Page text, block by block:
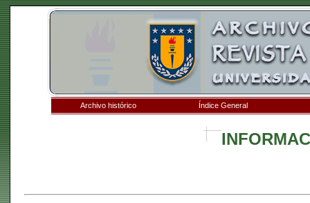
Archivo histórico Índice General